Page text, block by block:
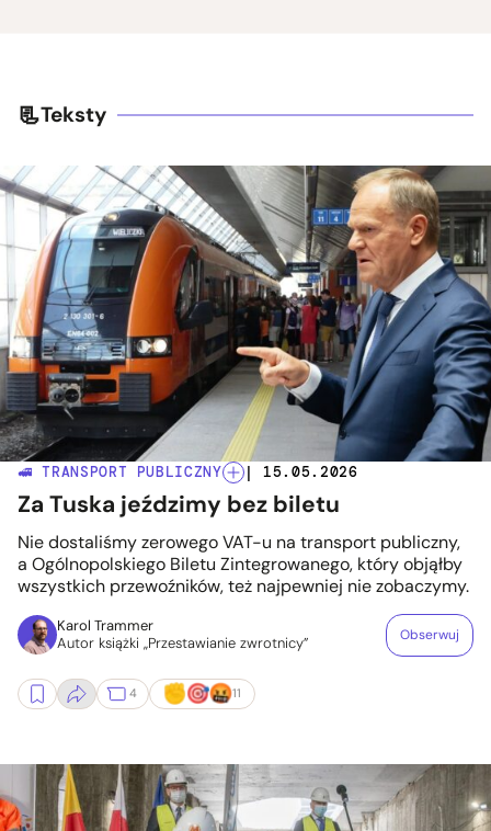
Teksty
🚅 TRANSPORT PUBLICZNY | 15.05.2026
Za Tuska jeździmy bez biletu
Nie dostaliśmy zerowego VAT-u na transport publiczny,
a Ogólnopolskiego Biletu Zintegrowanego, który objąłby
wszystkich przewoźników, też najpewniej nie zobaczymy.
Karol Trammer
Autor książki „Przestawianie zwrotnicy”
Obserwuj
4 11